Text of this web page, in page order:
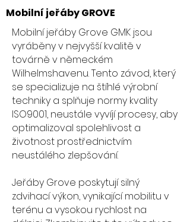
Mobilní jeřáby GROVE
Mobilní jeřáby Grove GMK jsou
vyráběny v nejvyšší kvalitě v
továrně v německém
Wilhelmshavenu. Tento závod, který
se specializuje na štíhlé výrobní
techniky a splňuje normy kvality
ISO9001, neustále vyvíjí procesy, aby
optimalizoval spolehlivost a
životnost prostřednictvím
neustálého zlepšování.
Jeřáby Grove poskytují silný
zdvihací výkon, vynikající mobilitu v
terénu a vysokou rychlost na